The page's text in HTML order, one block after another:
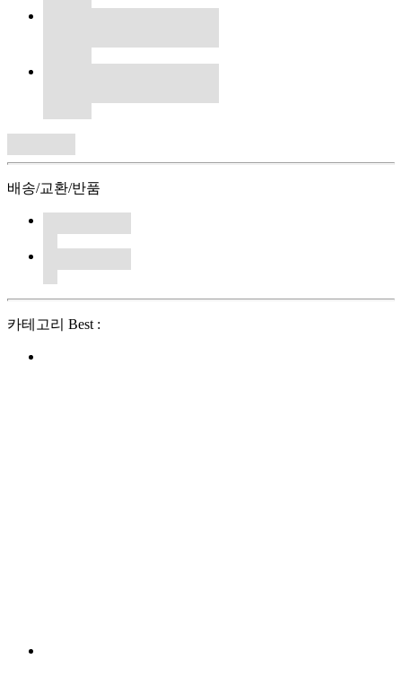
배송/교환/반품
카테고리 Best :